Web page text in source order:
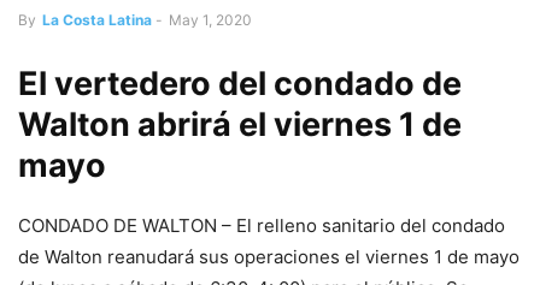
By La Costa Latina - May 1, 2020
El vertedero del condado de
Walton abrirá el viernes 1 de
mayo
CONDADO DE WALTON – El relleno sanitario del condado
de Walton reanudará sus operaciones el viernes 1 de mayo